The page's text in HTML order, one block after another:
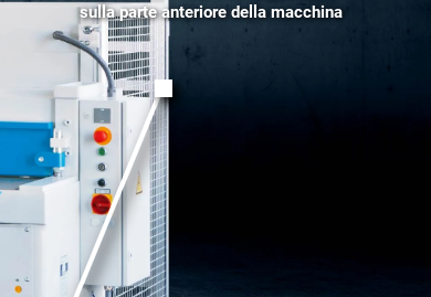
sulla parte anteriore della macchina